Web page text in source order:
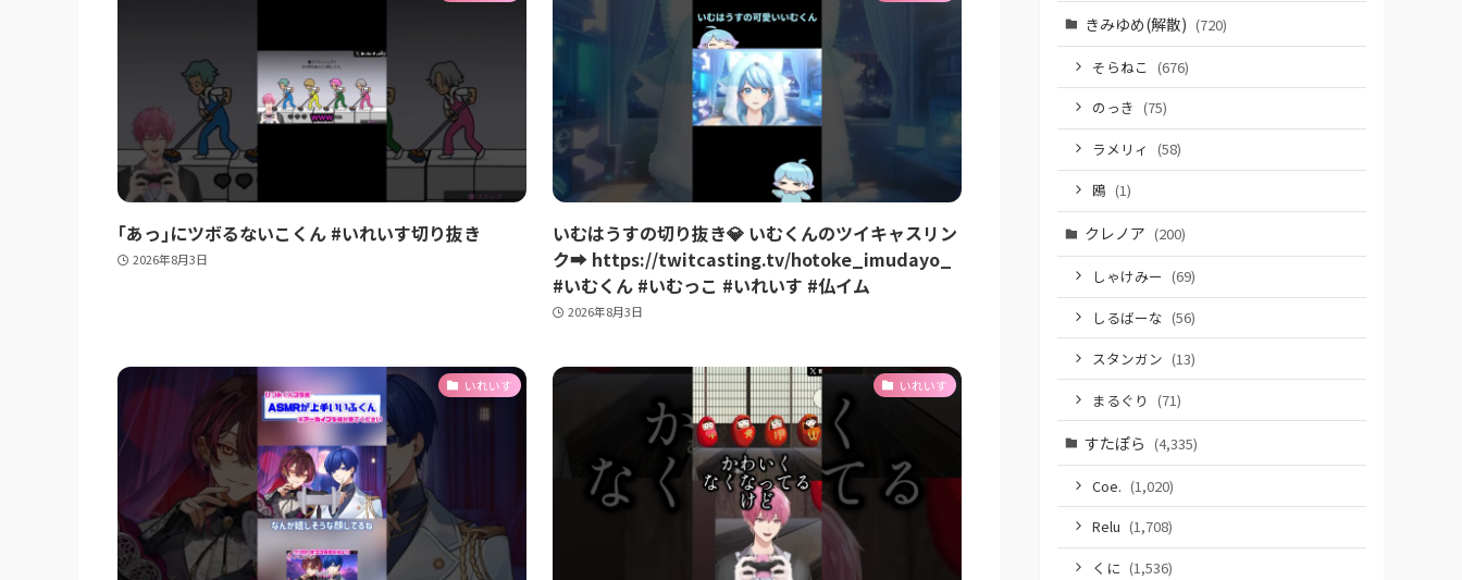
｢あっ｣にツボるないこくん #いれいす切り抜き
2026年8月3日
いむはうすの切り抜き💎 いむくんのツイキャスリン
ク➡️ https://twitcasting.tv/hotoke_imudayo_
#いむくん #いむっこ #いれいす #仏イム
2026年8月3日
いれいす いれいす
きみゆめ(解散) (720)
そらねこ (676)
のっき (75)
ラメリィ (58)
鴎 (1)
クレノア (200)
しゃけみー (69)
しるばーな (56)
スタンガン (13)
まるぐり (71)
すたぽら (4,335)
Coe. (1,020)
Relu (1,708)
くに (1,536)